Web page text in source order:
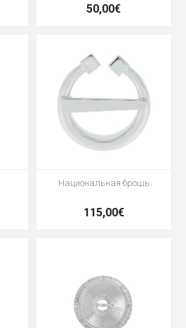
50,00€
Национальная брошь
115,00€